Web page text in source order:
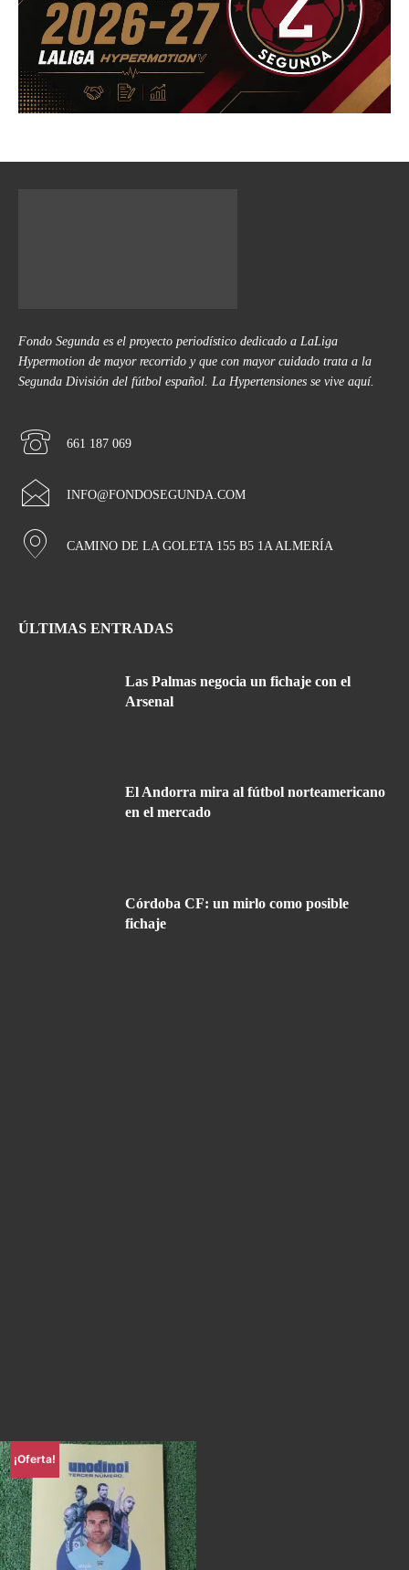
Fondo Segunda es el proyecto periodístico dedicado a LaLiga
Hypermotion de mayor recorrido y que con mayor cuidado trata a la
Segunda División del fútbol español. La Hypertensiones se vive aquí.
661 187 069
INFO@FONDOSEGUNDA.COM
CAMINO DE LA GOLETA 155 B5 1A ALMERÍA
ÚLTIMAS ENTRADAS
Las Palmas negocia un fichaje con el
Arsenal
El Andorra mira al fútbol norteamericano
en el mercado
Córdoba CF: un mirlo como posible
fichaje
¡Oferta!